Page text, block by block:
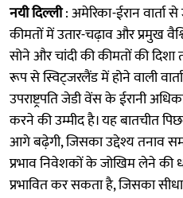
नयी दिल्ली: अमेरिका-ईरान
कीमतों में उतार-चढ़ाव और प्रमुख
सोने और चांदी की कीमतों की
रूप से स्विट्जरलैंड में होने वाली
उपराष्ट्रपति जेडी वेंस के ईरानी
करने की उम्मीद है। यह बातचीत
आगे बढ़ेगी, जिसका उद्देश्य तनाव
प्रभाव निवेशकों के जोखिम लेने की
प्रभावित कर सकता है, जिसका